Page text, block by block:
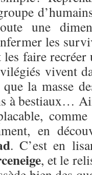
une
les
faire recréer
vivent
la masse
à bestiaux…
en
. C’est en
, et le